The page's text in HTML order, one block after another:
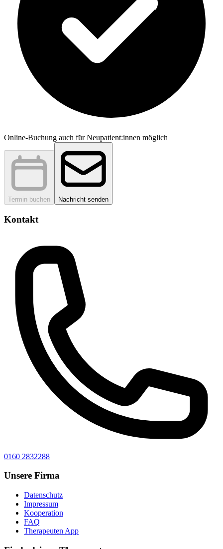
Online-Buchung auch für Neupatient:innen möglich
Termin buchen Nachricht senden
Kontakt
0160 2832288
Unsere Firma
Datenschutz
Impressum
Kooperation
FAQ
Therapeuten App